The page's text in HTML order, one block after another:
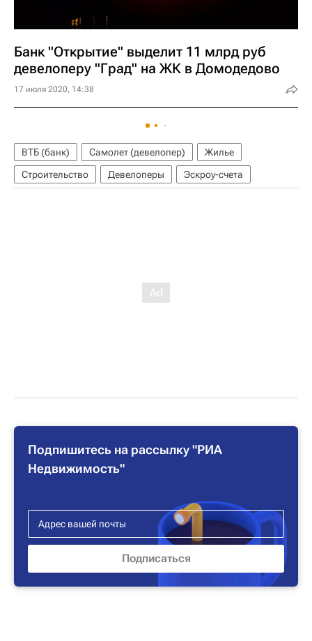
Банк "Открытие" выделит 11 млрд руб
девелоперу "Град" на ЖК в Домодедово
17 июля 2020, 14:38
ВТБ (банк) Самолет (девелопер)
Жилье
Строительство
Девелоперы Эскроу-счета
Подпишитесь на рассылку "РИА
Недвижимость"